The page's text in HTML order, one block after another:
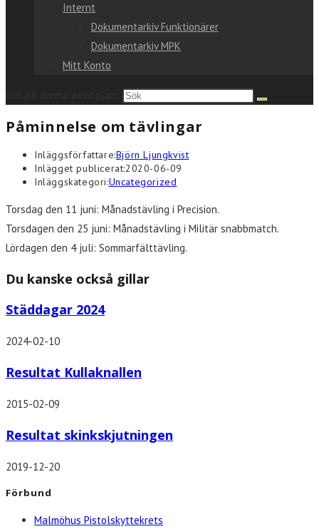
Internt
Dokumentarkiv Funktionärer
Dokumentarkiv MPK
Mitt Konto
Påminnelse om tävlingar
Inläggsförfattare:Björn Ljungkvist
Inlägget publicerat:2020-06-09
Inläggskategori:Uncategorized
Torsdag den 11 juni: Månadstävling i Precision.
Torsdagen den 25 juni: Månadstävling i Militär snabbmatch.
Lördagen den 4 juli: Sommarfälttävling.
Du kanske också gillar
Städdagar 2024
2024-02-10
Resultat Kullaknallen
2015-02-09
Resultat skinkskjutningen
2019-12-20
Förbund
Malmöhus Pistolskyttekrets